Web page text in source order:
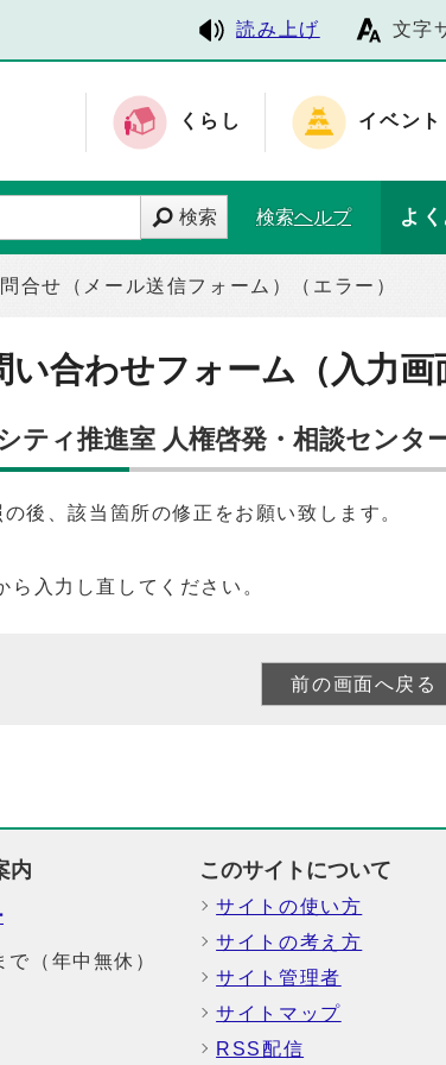
読み上げ 文字
くらし イベント
検索 検索ヘルプ よ
合せ（メール送信フォーム）（エラー）
合わせフォーム（入力画
ティ推進室 人権啓発・相談センタ
後、該当箇所の修正をお願い致します。
ら入力し直してください。
内
（年中無休）
このサイトについて
サイトの使い方
サイトの考え方
サイト管理者
サイトマップ
RSS配信